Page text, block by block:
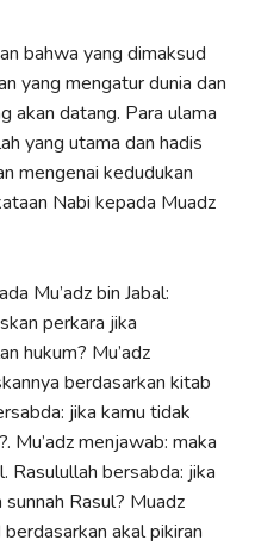
bahwa yang dimaksud
yang mengatur dunia dan
akan datang. Para ulama
yang utama dan hadis
mengenai kedudukan
Nabi kepada Muadz
Mu’adz bin Jabal:
perkara jika
hukum? Mu’adz
berdasarkan kitab
jika kamu tidak
Mu’adz menjawab: maka
Rasulullah bersabda: jika
Rasul? Muadz
akal pikiran